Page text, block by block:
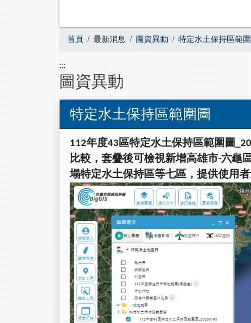
首頁 最新消息 圖資異動 特定水土保持區範
:::
圖資異動
特定水土保持區範圍圖
112年度43區特定水土保持區範圍圖
比較，套疊後可檢視新增高雄市-六龜
塌特定水土保持區等七區，提供使用者